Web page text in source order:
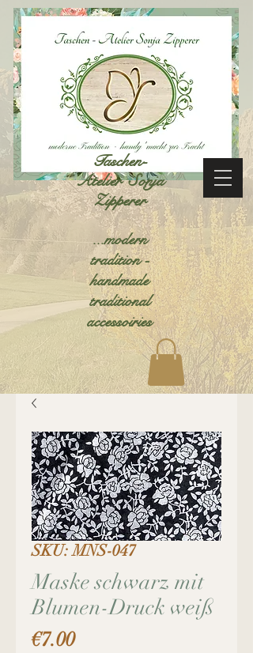
Taschen-
Atelier Sonja
Zipperer
...modern
tradition -
handmade
traditional
accessoiries
SKU: MNS-047
Maske schwarz mit
Blumen-Druck weiß
€7.00Price